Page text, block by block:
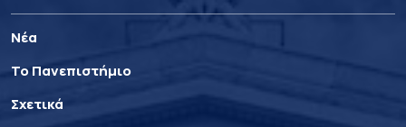
Νέα
Το Πανεπιστήμιο
Σχετικά